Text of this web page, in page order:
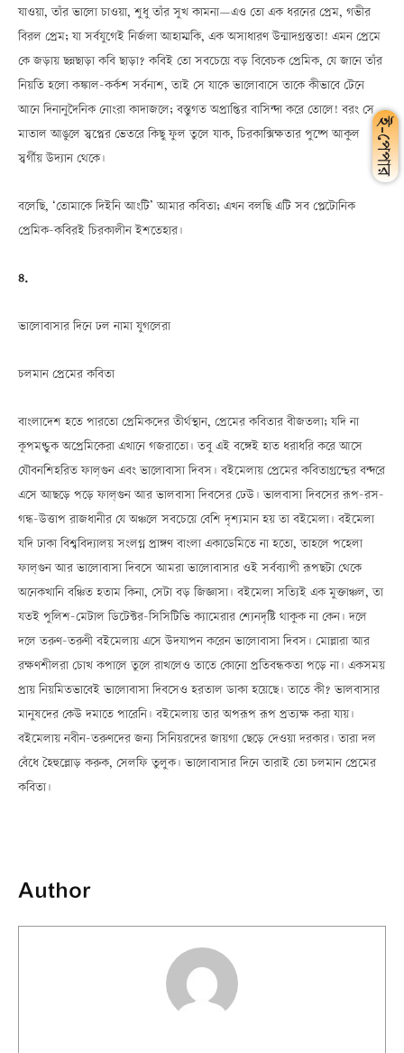
যাওয়া, তাঁর ভালো চাওয়া, শুধু তাঁর সুখ কামনাÑএও তো এক ধরনের প্রেম, গভীর
বিরল প্রেম; যা সর্বযুগেই নির্জলা আহাম্মকি, এক অসাধারণ উন্মাদগ্রস্ততা! এমন প্রেমে
কে জড়ায় ছন্নছাড়া কবি ছাড়া? কবিই তো সবচেয়ে বড় বিবেচক প্রেমিক, যে জানে তাঁর
নিয়তি হলো কঙ্কাল-কর্কশ সর্বনাশ, তাই সে যাকে ভালোবাসে তাকে কীভাবে টেনে
আনে দিনানুদৈনিক নোংরা কাদাজলে; বস্তুগত অপ্রাপ্তির বাসিন্দা করে তোলে! বরং সে
মাতাল আঙুলে স্বপ্নের ভেতরে কিছু ফুল তুলে যাক, চিরকাক্সিক্ষতার পুষ্পে আকুল
স্বর্গীয় উদ্যান থেকে।
বলেছি, ‘তোমাকে দিইনি আংটি’ আমার কবিতা; এখন বলছি এটি সব প্লেটোনিক
প্রেমিক-কবিরই চিরকালীন ইশতেহার।
৪.
ভালোবাসার দিনে ঢল নামা যুগলেরা
চলমান প্রেমের কবিতা
বাংলাদেশ হতে পারতো প্রেমিকদের তীর্থস্থান, প্রেমের কবিতার বীজতলা; যদি না
কূপমণ্ডুক অপ্রেমিকেরা এখানে গজরাতো। তবু এই বঙ্গেই হাত ধরাধরি করে আসে
যৌবনশিহরিত ফাল্গুন এবং ভালোবাসা দিবস। বইমেলায় প্রেমের কবিতাগ্রন্থের বন্দরে
এসে আছড়ে পড়ে ফাল্গুন আর ভালবাসা দিবসের ঢেউ। ভালবাসা দিবসের রূপ-রস-
গন্ধ-উত্তাপ রাজধানীর যে অঞ্চলে সবচেয়ে বেশি দৃশ্যমান হয় তা বইমেলা। বইমেলা
যদি ঢাকা বিশ্ববিদ্যালয় সংলগ্ন প্রাঙ্গণ বাংলা একাডেমিতে না হতো, তাহলে পহেলা
ফাল্গুন আর ভালোবাসা দিবসে আমরা ভালোবাসার ওই সর্বব্যাপী রূপছটা থেকে
অনেকখানি বঞ্চিত হতাম কিনা, সেটা বড় জিজ্ঞাসা। বইমেলা সত্যিই এক মুক্তাঞ্চল, তা
যতই পুলিশ-মেটাল ডিটেক্টর-সিসিটিভি ক্যামেরার শ্যেনদৃষ্টি থাকুক না কেন। দলে
দলে তরুণ-তরুণী বইমেলায় এসে উদযাপন করেন ভালোবাসা দিবস। মোল্লারা আর
রক্ষণশীলরা চোখ কপালে তুলে রাখলেও তাতে কোনো প্রতিবন্ধকতা পড়ে না। একসময়
প্রায় নিয়মিতভাবেই ভালোবাসা দিবসেও হরতাল ডাকা হয়েছে। তাতে কী? ভালবাসার
মানুষদের কেউ দমাতে পারেনি। বইমেলায় তার অপরূপ রূপ প্রত্যক্ষ করা যায়।
বইমেলায় নবীন-তরুণদের জন্য সিনিয়রদের জায়গা ছেড়ে দেওয়া দরকার। তারা দল
বেঁধে হৈহুল্লোড় করুক, সেলফি তুলুক। ভালোবাসার দিনে তারাই তো চলমান প্রেমের
কবিতা।
Author